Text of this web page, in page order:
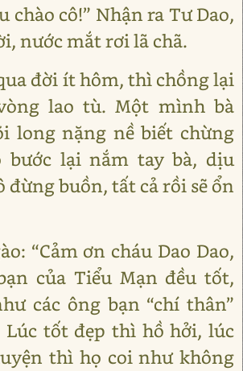
chào cô!” Nhận ra Tư Dao,
nước mắt rơi lã chã.
đời ít hôm, thì chồng lại
lao tù. Một mình bà
long nặng nề biết chừng
bước lại nắm tay bà, dịu
đừng buồn, tất cả rồi sẽ ổn
“Cảm ơn cháu Dao Dao,
của Tiểu Mạn đều tốt,
các ông bạn “chí thân”
Lúc tốt đẹp thì hồ hởi, lúc
thì họ coi như không